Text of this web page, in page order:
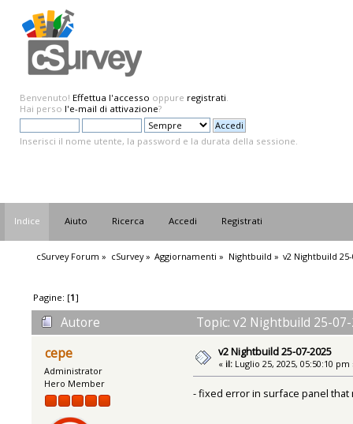
Benvenuto! Effettua l'accesso oppure registrati.
Hai perso l'e-mail di attivazione?
Inserisci il nome utente, la password e la durata della sessione.
Indice Aiuto Ricerca Accedi Registrati
cSurvey Forum » cSurvey» Aggiornamenti » Nightbuild » v2 Nightbuild
Pagine: [1]
Autore
Topic: v2 Nightbuild 25-
cepe
Administrator
Hero Member
v2 Nightbuild 25-07-2025
« il: Luglio 25, 2025, 05:50:10 pm
- fixed error in surface panel